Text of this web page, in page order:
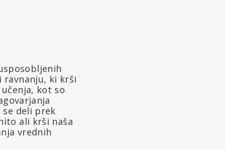
ravnanju, ki krši
kot so
deli prek
ali krši naša
vrednih